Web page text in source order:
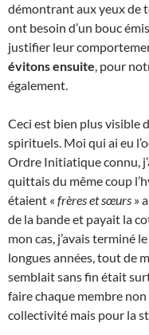
démontrant aux yeux de
ont besoin d’un bouc
justifier leur
évitons ensuite , pour
également.
Ceci est bien plus visible
spirituels. Moi qui ai eu
Ordre Initiatique connu,
quittais du même coup
étaient « frères et sœurs »
de la bande et payait la
mon cas, j’avais terminé
longues années, tout de
semblait sans fin était
faire chaque membre
collectivité mais pour la